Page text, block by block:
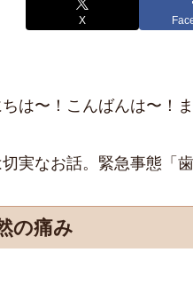
X
は〜！こんばんは〜！
実なお話。緊急事態「
の痛み